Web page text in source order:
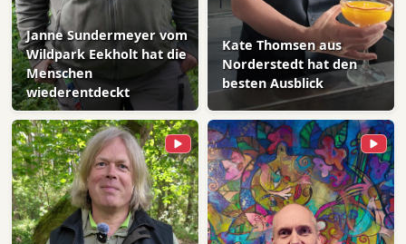
Janne Sundermeyer vom
Wildpark Eekholt hat die
Menschen
wiederentdeckt
Kate Thomsen aus
Norderstedt hat den
besten Ausblick